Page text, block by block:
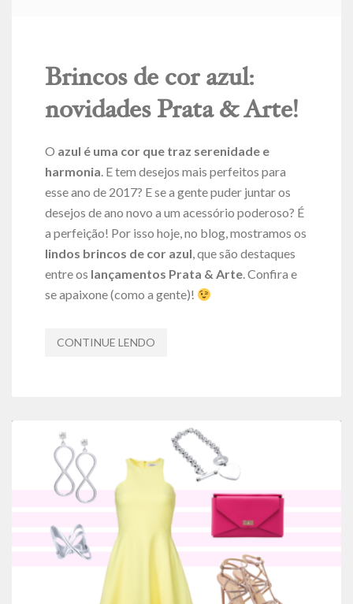
Brincos de cor azul:
novidades Prata & Arte!
O azul é uma cor que traz serenidade e
harmonia. E tem desejos mais perfeitos para
esse ano de 2017? E se a gente puder juntar os
desejos de ano novo a um acessório poderoso? É
a perfeição! Por isso hoje, no blog, mostramos os
lindos brincos de cor azul, que são destaques
entre os lançamentos Prata & Arte. Confira e
se apaixone (como a gente)!
CONTINUE LENDO